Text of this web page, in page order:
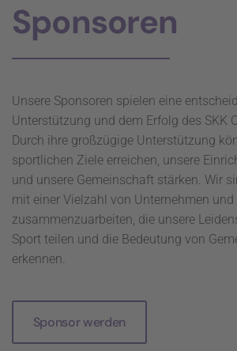
Sponsoren
Unsere Sponsoren spielen eine
Unterstützung und dem Erfolg des SKK
Durch ihre großzügige Unterstützung
sportlichen Ziele erreichen, unsere
und unsere Gemeinschaft stärken. Wir
mit einer Vielzahl von Unternehmen
zusammenzuarbeiten, die unsere
Sport teilen und die Bedeutung von
erkennen.
Sponsor werden